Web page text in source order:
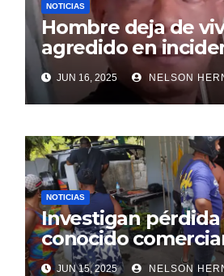
NOTICIAS
Hombre deja de
agredido en
SDE
JUN 16, 2025 NELSON
NOTICIAS
Investigan pérdida
conocido
Sosúa
JUN 15, 2025 NELSON